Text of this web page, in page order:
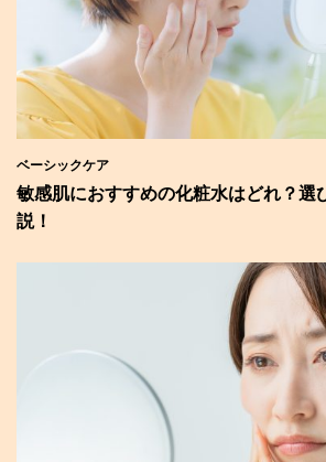
ベーシックケア
敏感肌におすすめの化粧水はどれ？選
説！